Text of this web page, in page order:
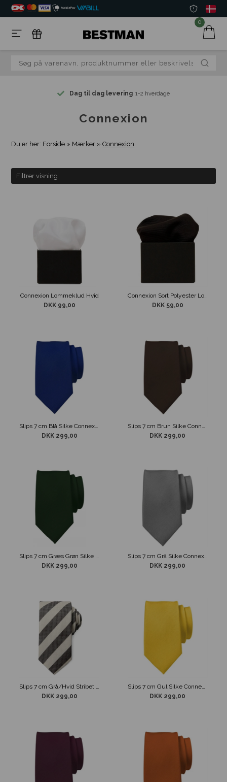
0
Dag til dag levering 1-2 hverdage
Connexion
Du er her: Forside » Mærker »Connexion
Filtrer visning
Connexion Lommeklud Hvid
DKK 99,00
Connexion Sort Polyester Lommeklud
DKK 59,00
DKK 299,00
DKK 299,00
Slips 7 cm Græs Grøn Silke Connexion
DKK 299,00
Slips 7 cm Grå Silke Connexion
DKK 299,00
Slips 7 cm Grå/Hvid Stribet Connexion
DKK 299,00
Slips 7 cm Gul Silke Connexion
DKK 299,00